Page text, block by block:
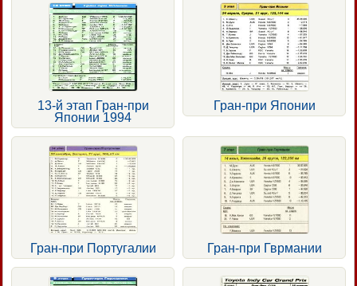
13-й этап Гран-при
Японии 1994
Гран-при Японии
Гран-при Португалии Гран-при Гврмании